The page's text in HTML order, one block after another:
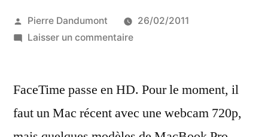
Publié
par
Pierre Dandumont
26/02/2011
Laisser un commentairesur
:
faut
FaceTime passe en HD. Pour le moment, il
faut un Mac récent avec une webcam 720p,